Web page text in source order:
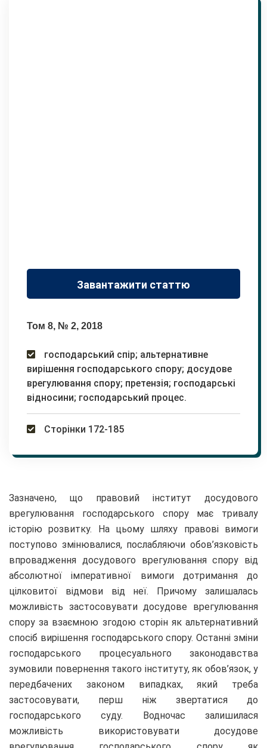
Завантажити статтю
Том 8, № 2, 2018
господарський спір; альтернативне
вирішення господарського спору; досудове
врегулювання спору; претензія; господарські
відносини; господарський процес.
Сторінки 172-185
Зазначено, що правовий інститут досудового
врегулювання господарського спору має тривалу
історію розвитку. На цьому шляху правові вимоги
поступово змінювалися, послабляючи обов’язковість
впровадження досудового врегулювання спору від
абсолютної імперативної вимоги дотримання до
цілковитої відмови від неї. Причому залишалась
можливість застосовувати досудове врегулювання
спору за взаємною згодою сторін як альтернативний
спосіб вирішення господарського спору. Останні зміни
господарського процесуального законодавства
зумовили повернення такого інституту, як обов’язок, у
передбачених законом випадках, який треба
застосовувати, перш ніж звертатися до
господарського суду. Водночас залишилася
можливість використовувати досудове